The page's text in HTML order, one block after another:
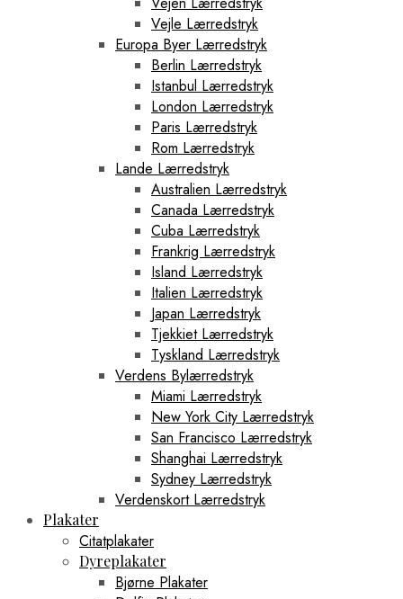
Vejle Lærredstryk
Europa Byer Lærredstryk
Berlin Lærredstryk
Istanbul Lærredstryk
London Lærredstryk
Paris Lærredstryk
Rom Lærredstryk
Lande Lærredstryk
Australien Lærredstryk
Canada Lærredstryk
Cuba Lærredstryk
Frankrig Lærredstryk
Island Lærredstryk
Italien Lærredstryk
Japan Lærredstryk
Tjekkiet Lærredstryk
Tyskland Lærredstryk
Verdens Bylærredstryk
Miami Lærredstryk
New York City Lærredstryk
San Francisco Lærredstryk
Shanghai Lærredstryk
Sydney Lærredstryk
Verdenskort Lærredstryk
Plakater
Citatplakater
Dyreplakater
Bjørne Plakater